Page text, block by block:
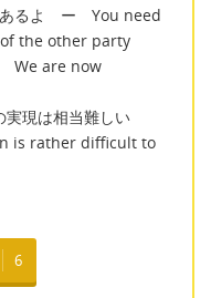
あるよ ー You need
the other party
We are now
実現は相当難しい
is rather difficult to
6